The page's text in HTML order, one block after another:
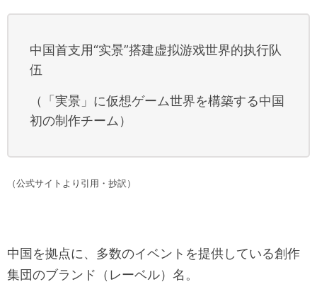
中国首支用“实景”搭建虚拟游戏世界的执行队
伍
（「実景」に仮想ゲーム世界を構築する中国
初の制作チーム）
（公式サイトより引用・抄訳）
中国を拠点に、多数のイベントを提供している創作
集団のブランド（レーベル）名。